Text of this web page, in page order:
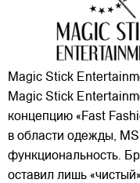
Magic Stick
Magic Stick
концепцию «Fast
в области одежды,
функциональность.
оставил лишь